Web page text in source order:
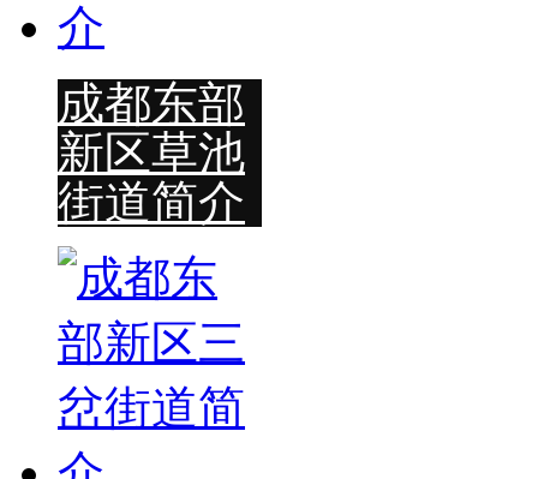
成都东部
新区草池
街道简介